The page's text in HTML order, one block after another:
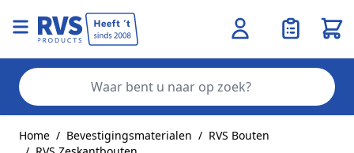
Home / Bevestigingsmaterialen / RVS Bouten